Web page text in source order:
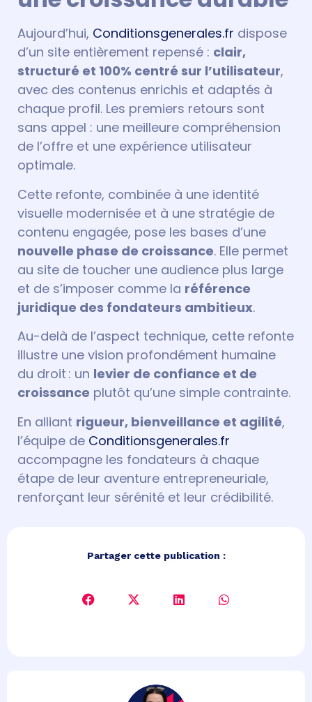
Aujourd’hui, Conditionsgenerales.fr dispose
d’un site entièrement repensé : clair,
structuré et 100% centré sur l’utilisateur,
avec des contenus enrichis et adaptés à
chaque profil. Les premiers retours sont
sans appel : une meilleure compréhension
de l’offre et une expérience utilisateur
optimale.
Cette refonte, combinée à une identité
visuelle modernisée et à une stratégie de
contenu engagée, pose les bases d’une
nouvelle phase de croissance. Elle permet
au site de toucher une audience plus large
et de s’imposer comme la référence
juridique des fondateurs ambitieux.
Au-delà de l’aspect technique, cette refonte
illustre une vision profondément humaine
du droit : un levier de confiance et de
croissance plutôt qu’une simple contrainte.
En alliant rigueur, bienveillance et agilité,
l’équipe de Conditionsgenerales.fr
accompagne les fondateurs à chaque
étape de leur aventure entrepreneuriale,
renforçant leur sérénité et leur crédibilité.
Partager cette publication :